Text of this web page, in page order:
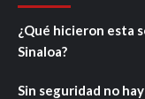
¿Qué hicieron esta
Sinaloa?
Sin seguridad no